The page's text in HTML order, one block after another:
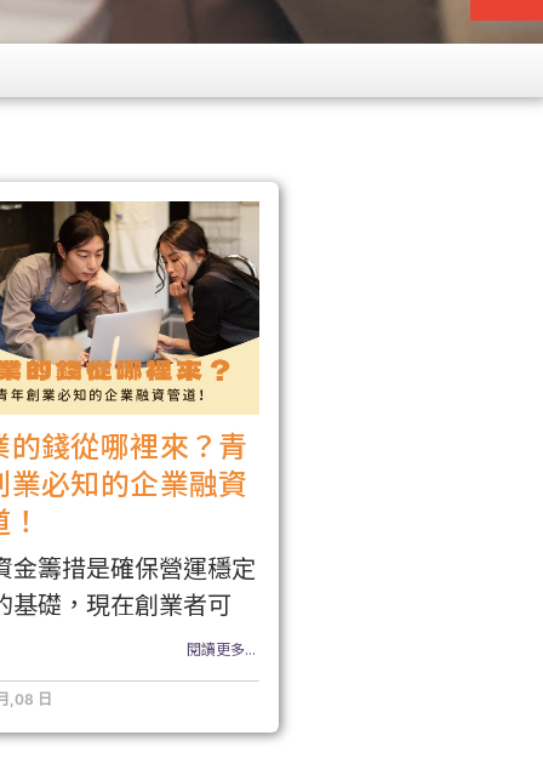
的錢從哪裡來？青
業必知的企業融資
金籌措是確保營運穩定
基礎，現在創業者可
閱讀更多...
,08 日